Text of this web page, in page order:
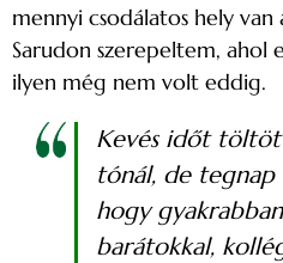
mennyi csodálatos hely van
Sarudon szerepeltem, ahol
ilyen még nem volt eddig.
Kevés időt
tónál, de
hogy
barátokkal,